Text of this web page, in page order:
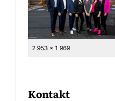
2 953 x 1 969
Kontakt